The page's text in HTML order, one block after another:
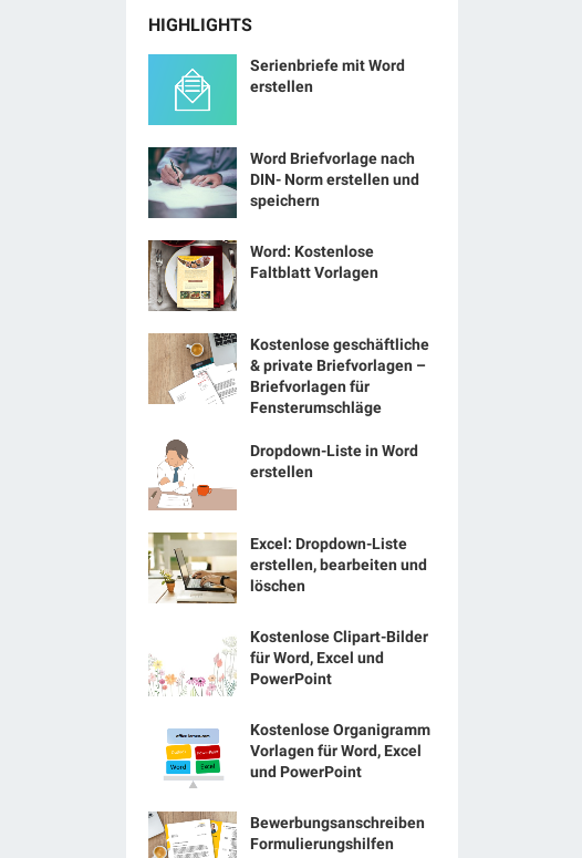
HIGHLIGHTS
Serienbriefe mit Word
erstellen
Word Briefvorlage nach
DIN- Norm erstellen und
speichern
Word: Kostenlose
Faltblatt Vorlagen
Kostenlose geschäftliche
& private Briefvorlagen –
Briefvorlagen für
Fensterumschläge
Dropdown-Liste in Word
erstellen
Excel: Dropdown-Liste
erstellen, bearbeiten und
löschen
Kostenlose Clipart-Bilder
für Word, Excel und
PowerPoint
Kostenlose Organigramm
Vorlagen für Word, Excel
und PowerPoint
Bewerbungsanschreiben
Formulierungshilfen